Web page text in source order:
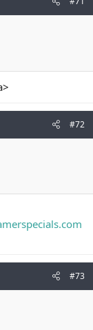
#72
#73